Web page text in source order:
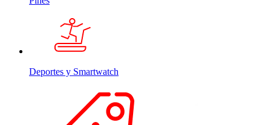
Deportes y Smartwatch